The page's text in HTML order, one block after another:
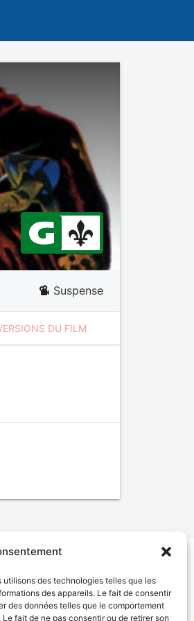
des technologies telles que les
des appareils. Le fait de consentir
des données telles que le comportement
fait de ne pas consentir ou de retirer son
Suspense
DU FILM
de confidentialité